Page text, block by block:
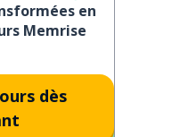
en
Memrise
dès